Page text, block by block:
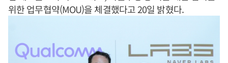
위한 업무협약(MOU)을 체결했다고 20일 밝혔다.